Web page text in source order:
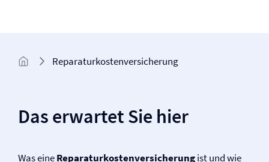
Reparaturkosten­­versicherung
Das erwartet Sie hier
Was eineReparaturkosten­versicherungist und wie